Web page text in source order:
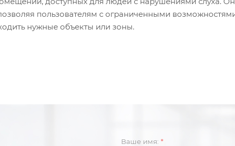
пользователям с ограниченными
нужные объекты или зоны.
Ваше имя: *